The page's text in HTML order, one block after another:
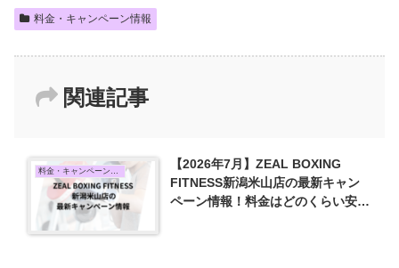
料金・キャンペーン情報
関連記事
料金・キャンペーン情報
【2026年7月】ZEAL BOXING
FITNESS新潟米山店の最新キャン
ペーン情報！料金はどのくらい安く